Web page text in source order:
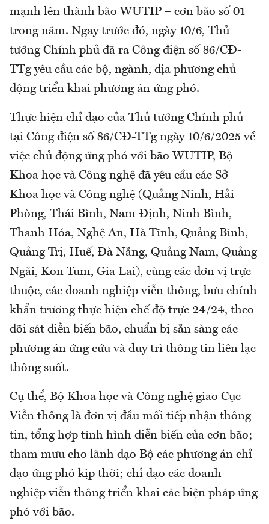
mạnh lên thành bão WUTIP – cơn bão số 01
trong năm. Ngay trước đó, ngày 10/6, Thủ
tướng Chính phủ đã ra Công điện số 86/CĐ-
TTg yêu cầu các bộ, ngành, địa phương chủ
động triển khai phương án ứng phó.
Thực hiện chỉ đạo của Thủ tướng Chính phủ
tại Công điện số 86/CĐ-TTg ngày 10/6/2025 về
việc chủ động ứng phó với bão WUTIP, Bộ
Khoa học và Công nghệ đã yêu cầu các Sở
Khoa học và Công nghệ (Quảng Ninh, Hải
Phòng, Thái Bình, Nam Định, Ninh Bình,
Thanh Hóa, Nghệ An, Hà Tĩnh, Quảng Bình,
Quảng Trị, Huế, Đà Nẵng, Quảng Nam, Quảng
Ngãi, Kon Tum, Gia Lai), cùng các đơn vị trực
thuộc, các doanh nghiệp viễn thông, bưu chính
khẩn trương thực hiện chế độ trực 24/24, theo
dõi sát diễn biến bão, chuẩn bị sẵn sàng các
phương án ứng cứu và duy trì thông tin liên lạc
thông suốt.
Cụ thể, Bộ Khoa học và Công nghệ giao Cục
Viễn thông là đơn vị đầu mối tiếp nhận thông
tin, tổng hợp tình hình diễn biến của cơn bão;
tham mưu cho lãnh đạo Bộ các phương án chỉ
đạo ứng phó kịp thời; chỉ đạo các doanh
nghiệp viễn thông triển khai các biện pháp ứng
phó với bão.